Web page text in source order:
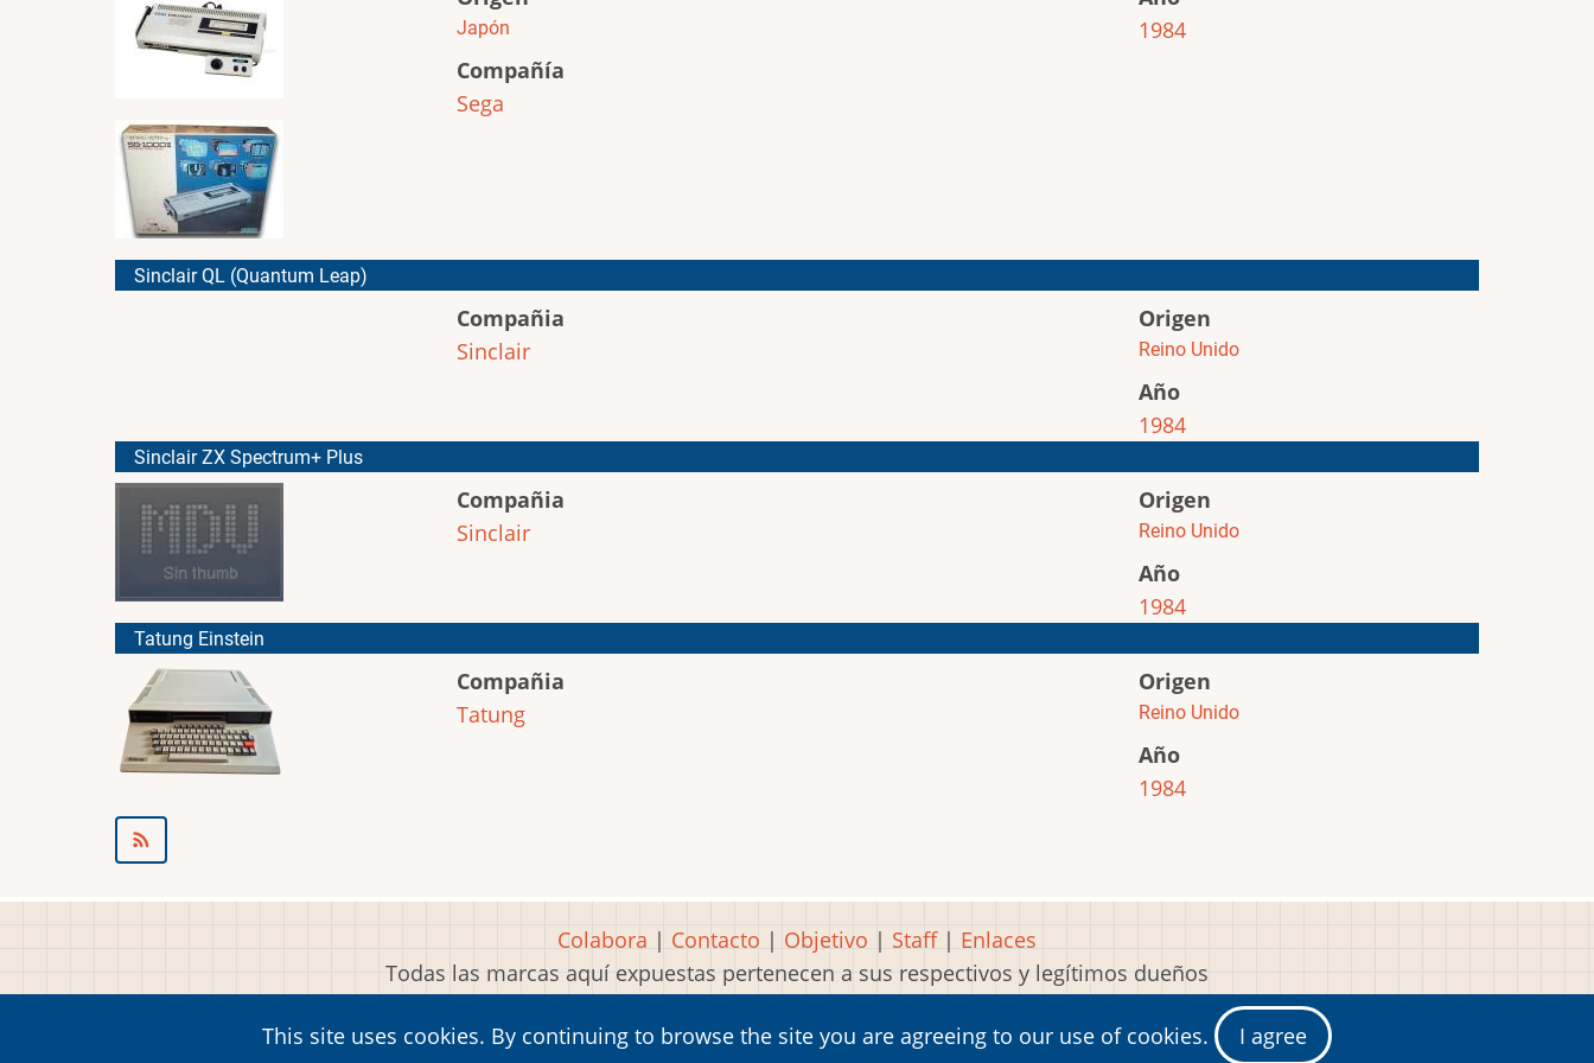
Japón
Compañía
Sega
1984
Sinclair QL (Quantum Leap)
Compañia
Sinclair
Origen
Reino Unido
Año
1984
Sinclair ZX Spectrum+ Plus
Compañia
Sinclair
Origen
Reino Unido
Año
1984
Tatung Einstein
Compañia
Tatung
Origen
Reino Unido
Año
1984
Colabora | Contacto | Objetivo | Staff| Enlaces
Todas las marcas aquí expuestas pertenecen a sus respectivos y legítimos dueños
2001-2026 Museo del Videojuego®
This site uses cookies. By continuing to browse the site you are agreeing to our use of cookies. I agree